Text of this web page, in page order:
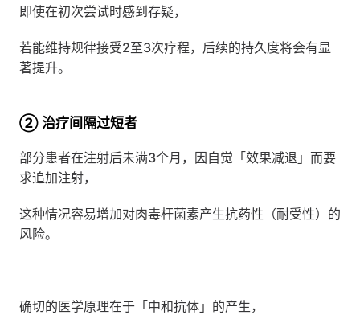
即使在初次尝试时感到存疑，
若能维持规律接受2至3次疗程，后续的持久度将会有显
著提升。
② 治疗间隔过短者
部分患者在注射后未满3个月，因自觉「效果减退」而要
求追加注射，
这种情况容易增加对肉毒杆菌素产生抗药性（耐受性）的
风险。
确切的医学原理在于「中和抗体」的产生，